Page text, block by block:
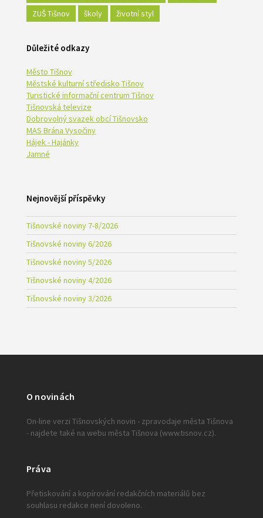
ZUŠ Tišnov
školy životní styl
Důležité odkazy
Město Tišnov
Městské kulturní středisko Tišnov
Turistické informační centrum Tišnov
Tišnovská televize
Dobrovolný svazek obcí Tišnovsko
MAS Brána Vysočiny
Hájek - Hajánky
Jamné
Nejnovější příspěvky
Tišnovské noviny 7-8/2026
Tišnovské noviny 6/2026
Tišnovské noviny 5/2026
Tišnovské noviny 4/2026
Tišnovské noviny 3/2026
O novinách
On-line verzi Tišnovských novin - zpravodaje města Tišnova
- najdete také na webu města Tišnova (www.tisnov.cz).
Práva
Přetiskování a kopírování redakčních materiálů bez
souhlasu redakce není dovoleno.